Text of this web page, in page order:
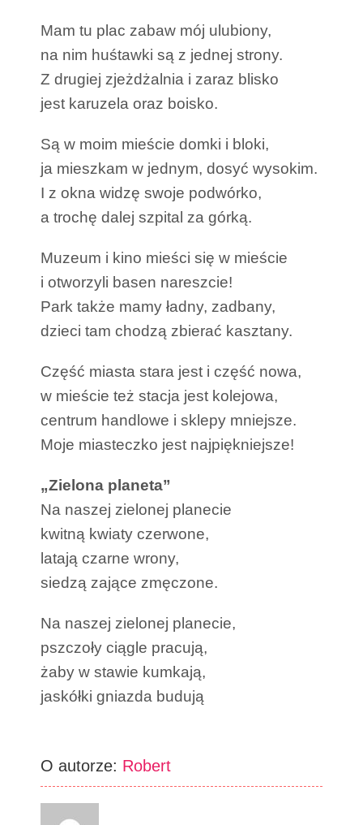
Mam tu plac zabaw mój ulubiony,
na nim huśtawki są z jednej strony.
Z drugiej zjeżdżalnia i zaraz blisko
jest karuzela oraz boisko.
Są w moim mieście domki i bloki,
ja mieszkam w jednym, dosyć wysokim.
I z okna widzę swoje podwórko,
a trochę dalej szpital za górką.
Muzeum i kino mieści się w mieście
i otworzyli basen nareszcie!
Park także mamy ładny, zadbany,
dzieci tam chodzą zbierać kasztany.
Część miasta stara jest i część nowa,
w mieście też stacja jest kolejowa,
centrum handlowe i sklepy mniejsze.
Moje miasteczko jest najpiękniejsze!
„Zielona planeta”
Na naszej zielonej planecie
kwitną kwiaty czerwone,
latają czarne wrony,
siedzą zające zmęczone.
Na naszej zielonej planecie,
pszczoły ciągle pracują,
żaby w stawie kumkają,
jaskółki gniazda budują
O autorze: Robert